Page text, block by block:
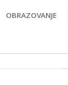
OBRAZOVANJE